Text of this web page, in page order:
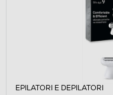
EPILATORI E DEPILATORI